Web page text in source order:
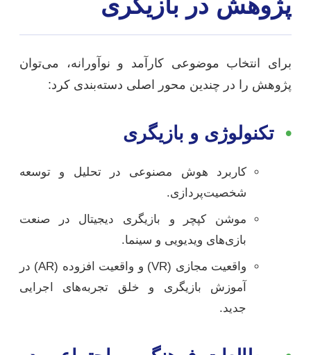
برای انتخاب موضوعی کارآمد و نوآورانه، می‌توان
پژوهش را در چندین محور اصلی دسته‌بندی کرد:
• تکنولوژی و بازیگری
کاربرد هوش مصنوعی در تحلیل و توسعه
شخصیت‌پردازی.
موشن کپچر و بازیگری دیجیتال در صنعت
بازی‌های ویدیویی و سینما.
واقعیت مجازی (VR) و واقعیت افزوده (AR) در
آموزش بازیگری و خلق تجربه‌های اجرایی
جدید.